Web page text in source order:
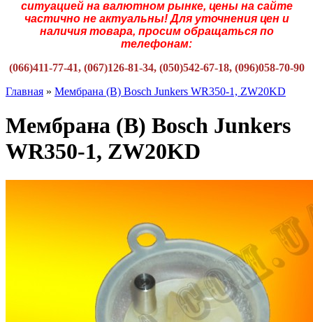
ситуацией на валютном рынке, цены на сайте
частично не актуальны! Для уточнения цен и
наличия товара, просим обращаться по
телефонам:
(066)411-77-41, (067)126-81-34, (050)542-67-18, (096)058-70-90
Главная » Мембрана (B) Bosch Junkers WR350-1, ZW20KD
Мембрана (B) Bosch Junkers
WR350-1, ZW20KD